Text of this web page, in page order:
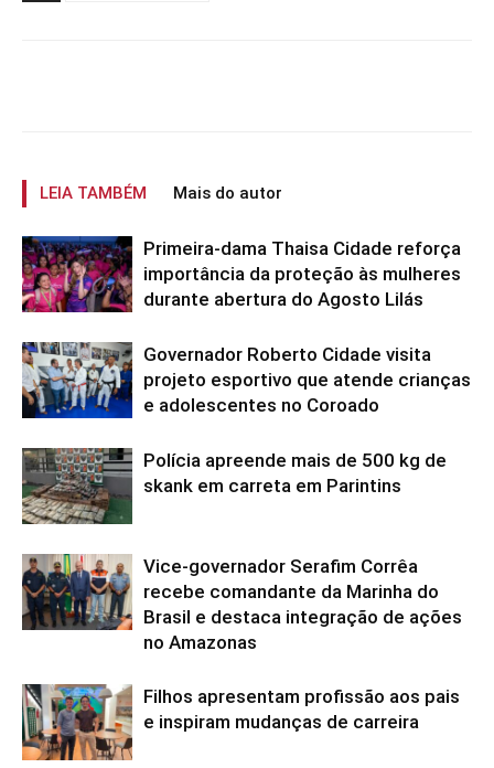
LEIA TAMBÉM Mais do autor
Primeira-dama Thaisa Cidade reforça
importância da proteção às mulheres
durante abertura do Agosto Lilás
Governador Roberto Cidade visita
projeto esportivo que atende crianças
e adolescentes no Coroado
Polícia apreende mais de 500 kg de
skank em carreta em Parintins
Vice-governador Serafim Corrêa
recebe comandante da Marinha do
Brasil e destaca integração de ações
no Amazonas
Filhos apresentam profissão aos pais
e inspiram mudanças de carreira